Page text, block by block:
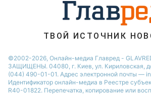
ТВОЙ ИСТОЧНИК
©2002-2026, Онлайн-медиа Главред -
ЗАЩИЩЕНЫ. 04080, г. Киев, ул. Кириловская,
(044) 490-01-01. Адрес электронной почты —
Идентификатор онлайн-медиа в Реестре
R40-01822. Перепечатка, копирование или